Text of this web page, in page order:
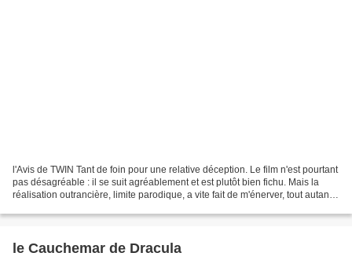
l'Avis de TWIN Tant de foin pour une relative déception. Le film n'est pourtant
pas désagréable : il se suit agréablement et est plutôt bien fichu. Mais la
réalisation outrancière, limite parodique, a vite fait de m'énerver, tout autant
le Cauchemar de Dracula